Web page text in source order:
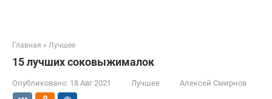
Главная » Лучшее
15 лучших соковыжималок
Опубликовано: 18 Авг 2021 Лучшее Алексей Смирнов